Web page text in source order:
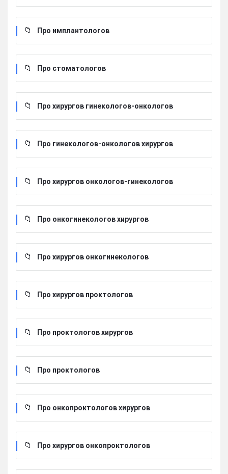
Про имплантологов
Про стоматологов
Про хирургов гинекологов-онкологов
Про гинекологов-онкологов хирургов
Про хирургов онкологов-гинекологов
Про онкогинекологов хирургов
Про хирургов онкогинекологов
Про хирургов проктологов
Про проктологов хирургов
Про проктологов
Про онкопроктологов хирургов
Про хирургов онкопроктологов